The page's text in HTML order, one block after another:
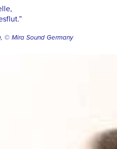
© Mira Sound Germany